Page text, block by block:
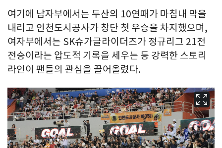
여기에 남자부에서는 두산의 10연패가 마침내 막을
내리고 인천도시공사가 창단 첫 우승을 차지했으며,
여자부에서는 SK슈가글라이더즈가 정규리그 21전
전승이라는 압도적 기록을 세우는 등 강력한 스토리
라인이 팬들의 관심을 끌어올렸다.